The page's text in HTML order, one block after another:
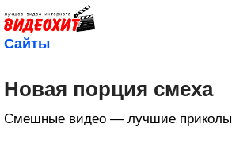
Сайты
Новая порция смеха
Смешные видео — лучшие приколы